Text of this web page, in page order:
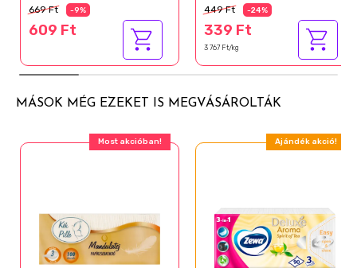
669 Ft -9%
609 Ft
449 Ft -24%
339 Ft
3 767 Ft/kg
MÁSOK MÉG EZEKET IS MEGVÁSÁROLTÁK
Most akcióban! Ajándék akció!